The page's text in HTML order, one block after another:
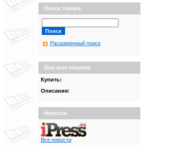
Поиск товара
Расширенный поиск
Быстрая покупка
Купить:
Описания:
Новости
Все новости